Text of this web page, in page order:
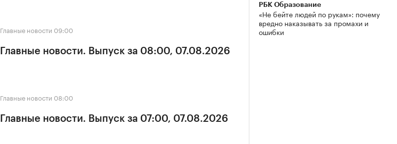
Главные новости 09:00
Главные новости. Выпуск за 08:00, 07.08.2026
Главные новости 08:00
Главные новости. Выпуск за 07:00, 07.08.2026
РБК Образование
«Не бейте людей по рукам»: почему
вредно наказывать за промахи и
ошибки